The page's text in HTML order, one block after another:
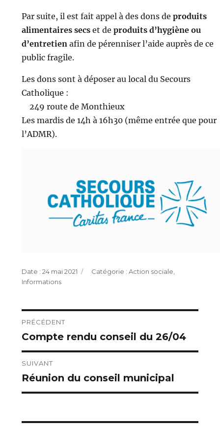
Par suite, il est fait appel à des dons de produits
alimentaires secset de produits d’hygiène ou
d’entretien afin de pérenniser l’aide auprès de ce
public fragile.
Les dons sont à déposer au local du Secours
Catholique :
249 route de Monthieux
Les mardis de 14h à 16h30 (même entrée que pour
l’ADMR).
Publié
le
24 mai 2021 Catégories
Action sociale,
Informations
Navigation
de
l’article
PRÉCÉDENT
Publication
précédente :
Compte rendu conseil du 26/04
SUIVANT
Publication
suivante :
Réunion du conseil municipal